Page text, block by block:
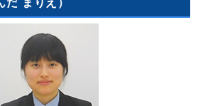
まりえ）